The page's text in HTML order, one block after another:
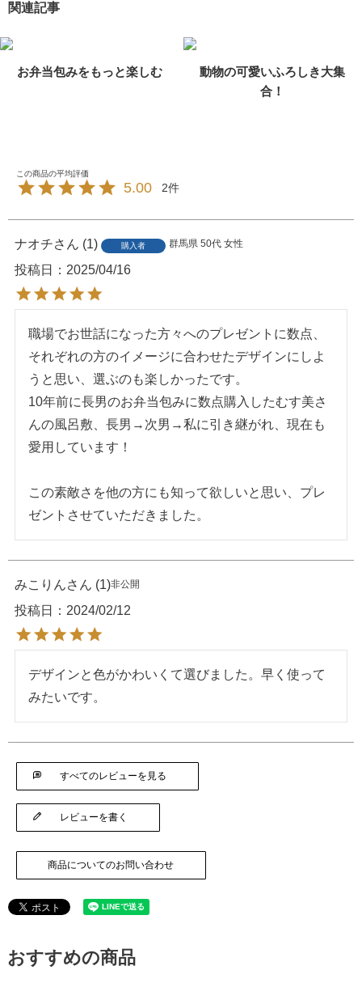
関連記事
お弁当包みをもっと楽しむ
動物の可愛いふろしき大集
合！
5.00 2
ナオチ 1 購入者 群馬県 50代 女性
投稿日 2025/04/16
職場でお世話になった方々へのプレゼントに数点、
それぞれの方のイメージに合わせたデザインにしよ
うと思い、選ぶのも楽しかったです。
10年前に長男のお弁当包みに数点購入したむす美さ
んの風呂敷、長男→次男→私に引き継がれ、現在も
愛用しています！
この素敵さを他の方にも知って欲しいと思い、プレ
ゼントさせていただきました。
みこりん 1 非公開
投稿日 2024/02/12
デザインと色がかわいくて選びました。早く使って
みたいです。
すべてのレビューを見る
レビューを書く
商品についてのお問い合わせ
おすすめの商品